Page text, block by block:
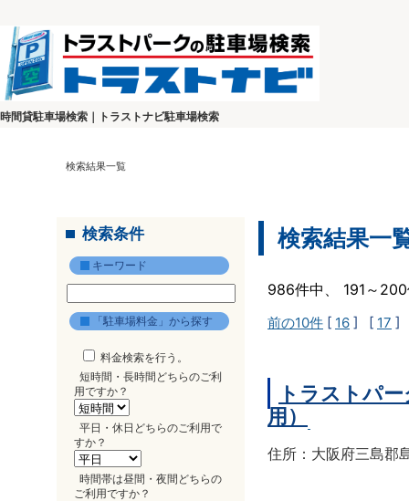
時間貸駐車場検索｜トラストナビ駐車場検索
検索結果一覧
検索条件
キーワード
「駐車場料金」から探す
料金検索を行う。
短時間・長時間どちらのご利
用ですか？
平日・休日どちらのご利用で
すか？
時間帯は昼間・夜間どちらの
ご利用ですか？
検索結果一
986件中、 191～
前の10件 [ 16 ] [ 17 ]
トラストパ
用）
住所：大阪府三島郡